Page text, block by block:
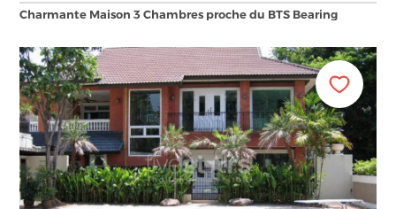
Charmante Maison 3 Chambres proche du BTS Bearing